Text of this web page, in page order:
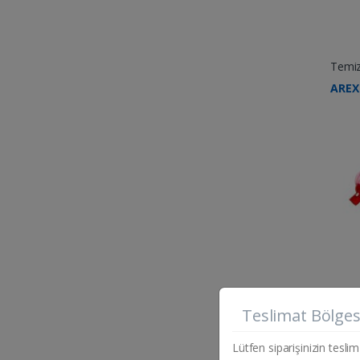
Teslimat
Lütfen siparişinizin